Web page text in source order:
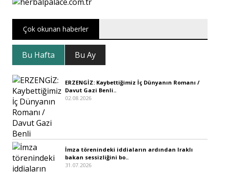
Çok okunan haberler
Bu Hafta Bu Ay
ERZENGİZ: Kaybettiğimiz İç Dünyanın Romanı /
Davut Gazi Benli..
02.08.2026
İmza törenindeki iddiaların ardından Iraklı
bakan sessizliğini bo..
31.07.2026